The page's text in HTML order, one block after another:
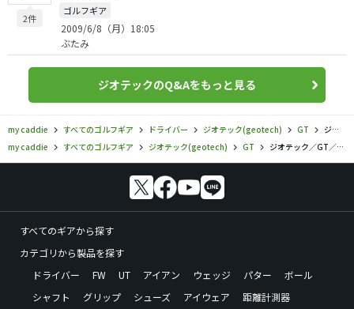
2件
ゴルフギア
2009/6/8（月）18:05
ぶたみ
ジオテックのQ&Aをもっと見る
my caddie すべてのゴルフギア ドライバー ジオテック(geotech) GT
ジオテック／GT／GT D-617 SLE ドライバーの口コミ評価
my caddie
すべてのゴルフギア ジオテック(geotech) GT ジオテック／GT／GT D-617 SLE ドライバーの口コミ評価
すべてのギアから探す
カテゴリから製品を探す
ドライバー
FW UT アイアン ウェッジ パター
ボール
シャフト
グリップ シューズ アイウェア
距離計測器